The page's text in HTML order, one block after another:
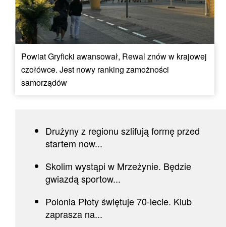
Powiat Gryficki awansował, Rewal znów w krajowej
czołówce. Jest nowy ranking zamożności
samorządów
Drużyny z regionu szlifują formę przed
startem now...
Skolim wystąpi w Mrzeżynie. Będzie
gwiazdą sportow...
Polonia Płoty świętuje 70-lecie. Klub
zaprasza na...